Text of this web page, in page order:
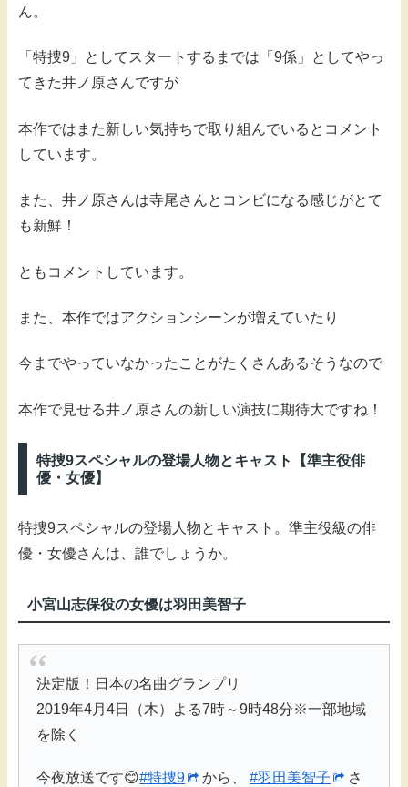
ん。
「特捜9」としてスタートするまでは「9係」としてやっ
てきた井ノ原さんですが
本作ではまた新しい気持ちで取り組んでいるとコメント
しています。
また、井ノ原さんは寺尾さんとコンビになる感じがとて
も新鮮！
ともコメントしています。
また、本作ではアクションシーンが増えていたり
今までやっていなかったことがたくさんあるそうなので
本作で見せる井ノ原さんの新しい演技に期待大ですね！
特捜9スペシャルの登場人物とキャスト【準主役俳
優・女優】
特捜9スペシャルの登場人物とキャスト。準主役級の俳
優・女優さんは、誰でしょうか。
小宮山志保役の女優は羽田美智子
決定版！日本の名曲グランプリ
2019年4月4日（木）よる7時～9時48分※一部地域
を除く
今夜放送です😊#特捜9 から、#羽田美智子
さ